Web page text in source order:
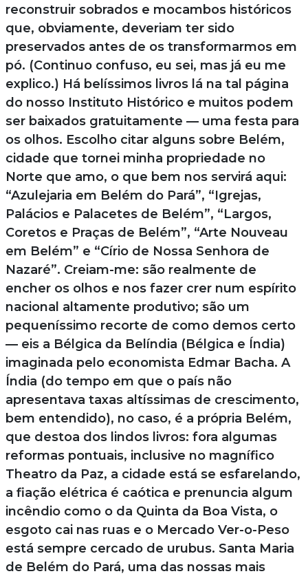
reconstruir sobrados e mocambos históricos
que, obviamente, deveriam ter sido
preservados antes de os transformarmos em
pó. (Continuo confuso, eu sei, mas já eu me
explico.) Há belíssimos livros lá na tal página
do nosso Instituto Histórico e muitos podem
ser baixados gratuitamente — uma festa para
os olhos. Escolho citar alguns sobre Belém,
cidade que tornei minha propriedade no
Norte que amo, o que bem nos servirá aqui:
“Azulejaria em Belém do Pará”, “Igrejas,
Palácios e Palacetes de Belém”, “Largos,
Coretos e Praças de Belém”, “Arte Nouveau
em Belém” e “Círio de Nossa Senhora de
Nazaré”. Creiam-me: são realmente de
encher os olhos e nos fazer crer num espírito
nacional altamente produtivo; são um
pequeníssimo recorte de como demos certo
— eis a Bélgica da Belíndia (Bélgica e Índia)
imaginada pelo economista Edmar Bacha. A
Índia (do tempo em que o país não
apresentava taxas altíssimas de crescimento,
bem entendido), no caso, é a própria Belém,
que destoa dos lindos livros: fora algumas
reformas pontuais, inclusive no magnífico
Theatro da Paz, a cidade está se esfarelando,
a fiação elétrica é caótica e prenuncia algum
incêndio como o da Quinta da Boa Vista, o
esgoto cai nas ruas e o Mercado Ver-o-Peso
está sempre cercado de urubus. Santa Maria
de Belém do Pará, uma das nossas mais